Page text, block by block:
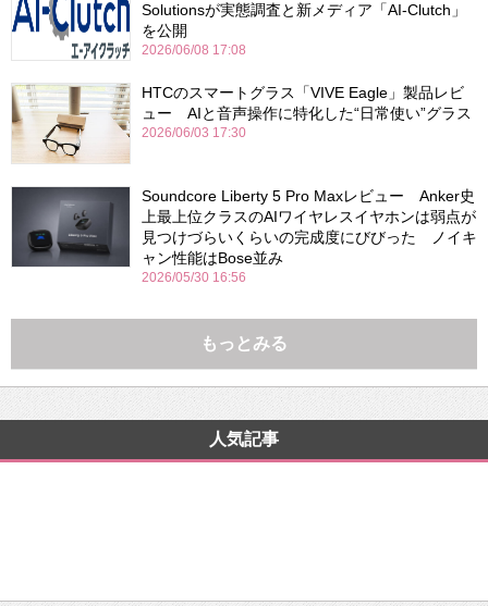
Solutionsが実態調査と新メディア「AI-Clutch」
を公開
2026/06/08 17:08
HTCのスマートグラス「VIVE Eagle」製品レビ
ュー AIと音声操作に特化した“日常使い”グラス
2026/06/03 17:30
Soundcore Liberty 5 Pro Maxレビュー Anker史
上最上位クラスのAIワイヤレスイヤホンは弱点が
見つけづらいくらいの完成度にびびった ノイキ
ャン性能はBose並み
2026/05/30 16:56
もっとみる
人気記事